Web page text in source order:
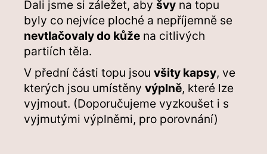
Dali jsme si záležet, aby švy na topu
byly co nejvíce ploché a nepříjemně se
nevtlačovaly do kůže na citlivých
partiích těla.
V přední části topu jsou všity kapsy, ve
kterých jsou umístěny výplně, které lze
vyjmout. (Doporučujeme vyzkoušet i s
vyjmutými výplněmi, pro porovnání)